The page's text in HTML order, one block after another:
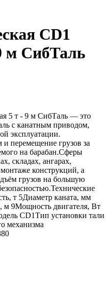
CD1
м СибТаль
5 т - 9 м СибТаль — это
с канатным приводом,
эксплуатации.
перемещение грузов за
на барабан.Сферы
складах, ангарах,
конструкций, а
грузов на большую
т 5Диаметр каната, мм
м 9Мощность двигателя, Вт
CD1Тип установки тали
механизма